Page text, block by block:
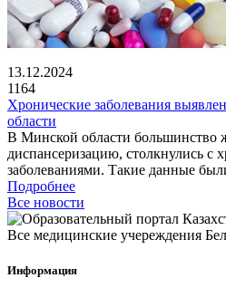
13.12.2024
1164
Хронические заболевания
области
В Минской области большинство
диспансеризацию, столкнулись с
заболеваниями. Такие данные
Подробнее
Все новости
Все медицинские учереждения
Информация